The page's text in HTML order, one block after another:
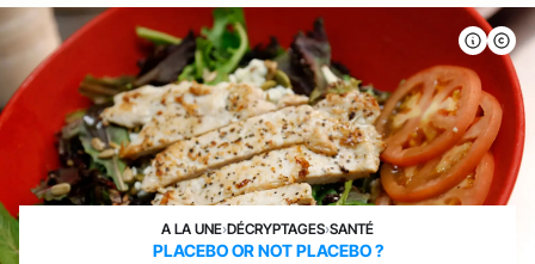
A LA UNE›DÉCRYPTAGES›SANTÉ
PLACEBO OR NOT PLACEBO ?